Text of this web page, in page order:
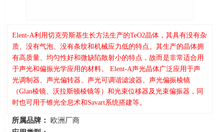
Elent-A利用切克劳斯基生长方法生产的TeO2晶体，其具有没有杂
质、没有气泡、没有条纹和机械应力低的特点。其生产的晶体拥
有高质量、均匀性好和微缺陷散射小的特点，故而是非常适合用
于声光和偏振光学应用的材料。 Elent-A声光晶体广泛应用于声
光调制器、声光偏转器、声光可调谐滤波器、声光偏振棱镜
（Glan棱镜、沃拉斯顿棱镜等）和光束位移器及光束偏振器，同
时也可用于锥光全息术和Savart系统搭建等。
所属品牌：
欧洲厂商